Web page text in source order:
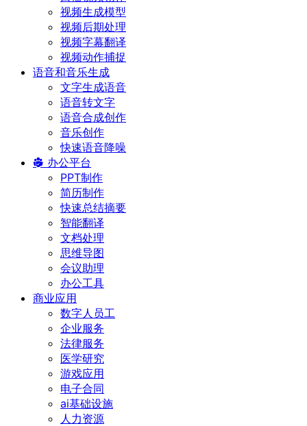
视频生成模型
视频后期处理
视频字幕翻译
视频动作捕捉
语音和音乐生成
文字生成语音
语音转文字
语音合成创作
音乐创作
快速语音降噪
办公平台
PPT制作
简历制作
快速总结摘要
智能翻译
文档处理
思维导图
会议助理
办公工具
商业应用
数字人员工
企业服务
法律服务
医学研究
游戏应用
电子合同
ai基础设施
人力资源